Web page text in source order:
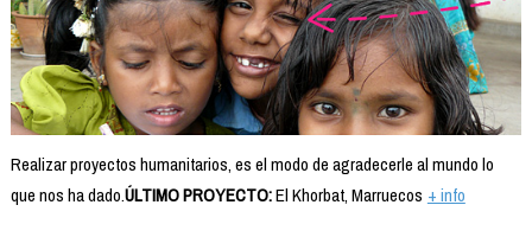
Realizar proyectos humanitarios, es el modo de agradecerle al mundo lo
que nos ha dado.ÚLTIMO PROYECTO:El Khorbat, Marruecos + info